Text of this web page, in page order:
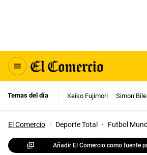
Temas del día Keiko Fujimori Simon
El Comercio · Deporte Total · Futbol
Añadir El Comercio como fuente